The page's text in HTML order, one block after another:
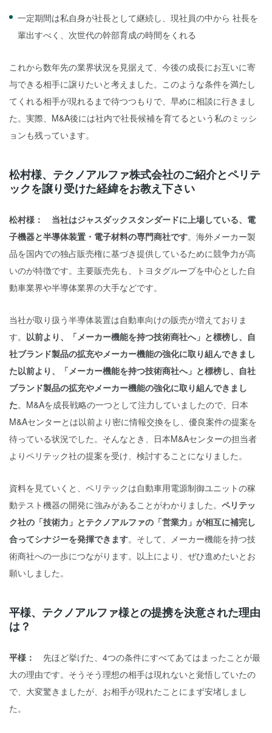
一定期間は私自身が社長として継続し、現社員の中から 社長を
輩出すべく、次世代の幹部育成の時間をくれる
これから数年先の業界状況を見据えて、今後の成長にお互いに寄
与できる相手に譲りたいと考えました。このような条件を満たし
てくれる相手が現れるまで待つつもりで、早めに相談に行きまし
た。実際、M&A後には社内で社長候補を育てるという私のミッシ
ョンも残っています。
松村様、テクノアルファ株式会社のご紹介とペリテ
ックを譲り受けた経緯をお教え下さい
松村様： 当社はジャスダックスタンダードに上場している、電
子機器と半導体装置・電子材料の専門商社です。海外メーカー製
品を国内での独占販売権に基づき提供しているために競争力が高
いのが特徴です。主要販売先も、トヨタグループを中心とした自
動車業界や半導体業界の大手などです。
当社が取り扱う半導体装置は自動車向けの販売が増えておりま
す。 以前より、「メーカー機能を持つ技術商社へ」と標榜し、自
社ブランド製品の拡充やメーカー機能の強化に取り組んできまし
た以前より、「メーカー機能を持つ技術商社へ」と標榜し、自社
ブランド製品の拡充やメーカー機能の強化に取り組んできまし
た。M&Aを成長戦略の一つとして注力していましたので、日本
M&Aセンターとは以前より密に情報交換をし、優良案件の提案を
待っている状況でした。そんなとき、日本M&Aセンターの担当者
よりペリテック社の提案を受け、検討することになりました。
資料を見ていくと、ペリテックは自動車用電源制御ユニットの稼
動テスト機器の開発に強みがあることがわかりました。 ペリテッ
ク社の「技術力」とテクノアルファの「営業力」が相互に補完し
合ってシナジーを発揮できます。そして、メーカー機能を持つ技
術商社への一歩につながります。以上により、ぜひ進めたいとお
願いしました。
平様、テクノアルファ様との提携を決意された理由
は？
平様： 先ほど挙げた、4つの条件にすべてあてはまったことが最
大の理由です。そうそう理想の相手は現れないと覚悟していたの
で、大変驚きましたが、お相手が現れたことにまず安堵しまし
た。